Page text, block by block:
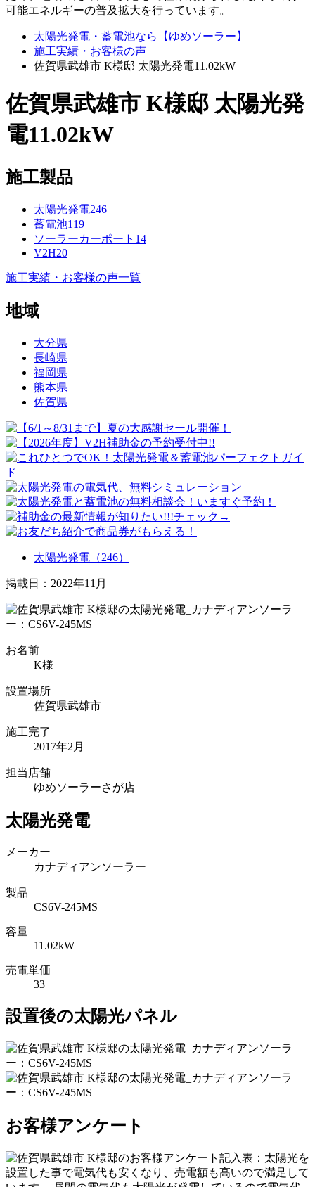
可能エネルギーの普及拡大を行っています。
太陽光発電・蓄電池なら【ゆめソーラー】
施工実績・お客様の声
佐賀県武雄市 K様邸 太陽光発電11.02kW
佐賀県武雄市 K様邸 太陽光発
電11.02kW
施工製品
太陽光発電246
蓄電池119
ソーラーカーポート 14
V2H20
施工実績・お客様の声一覧
地域
大分県
長崎県
福岡県
熊本県
佐賀県
太陽光発電（246）
掲載日：2022年11月
お名前
K様
設置場所
佐賀県武雄市
施工完了
2017年2月
担当店舗
ゆめソーラーさが店
太陽光発電
メーカー
カナディアンソーラー
製品
CS6V-245MS
容量
11.02kW
売電単価
33
設置後の太陽光パネル
お客様アンケート